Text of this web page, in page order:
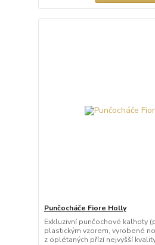
Punčocháče Fiore Holly
Exkluzivní punčochové kalhoty
plastickým vzorem, vyrobené
z oplétaných přízí nejvyšší